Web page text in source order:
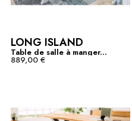
LONG ISLAND
Table de salle à manger...
889,00 €